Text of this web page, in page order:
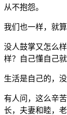
从不抱怨。
我们也一样，就
没人鼓掌又怎么
样？自己懂自己就
生活是自己的，
有人问，这么辛
长，夫妻和睦，